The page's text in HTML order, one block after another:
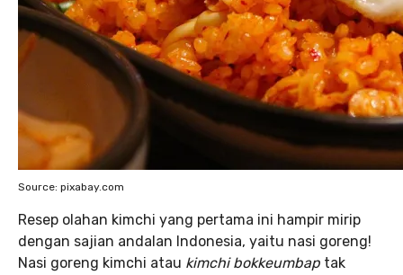
Source: pixabay.com
Resep olahan kimchi yang pertama ini hampir mirip
dengan sajian andalan Indonesia, yaitu nasi goreng!
Nasi goreng kimchi atau kimchi bokkeumbap tak